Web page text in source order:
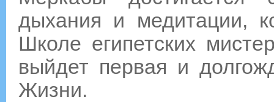
дыхания и медитации,
Школе египетских
выйдет первая и
Жизни.